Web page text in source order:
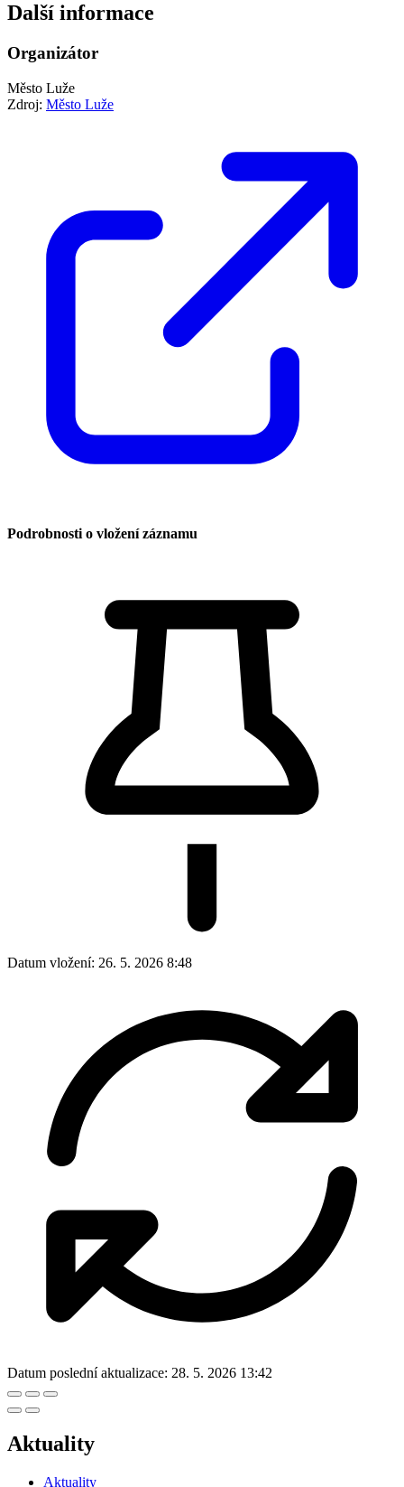
Další informace
Organizátor
Město Luže
Zdroj: Město Luže
Podrobnosti o vložení záznamu
Datum vložení: 26. 5. 2026 8:48
Datum poslední aktualizace: 28. 5. 2026 13:42
Aktuality
Aktuality